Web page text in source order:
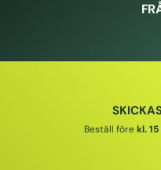
Beställ förekl. 15